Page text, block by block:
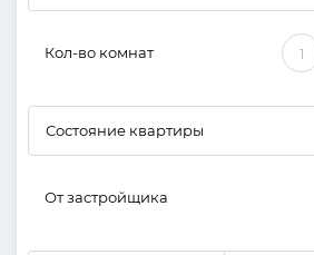
Кол-во комнат 1
Состояние квартиры
От застройщика